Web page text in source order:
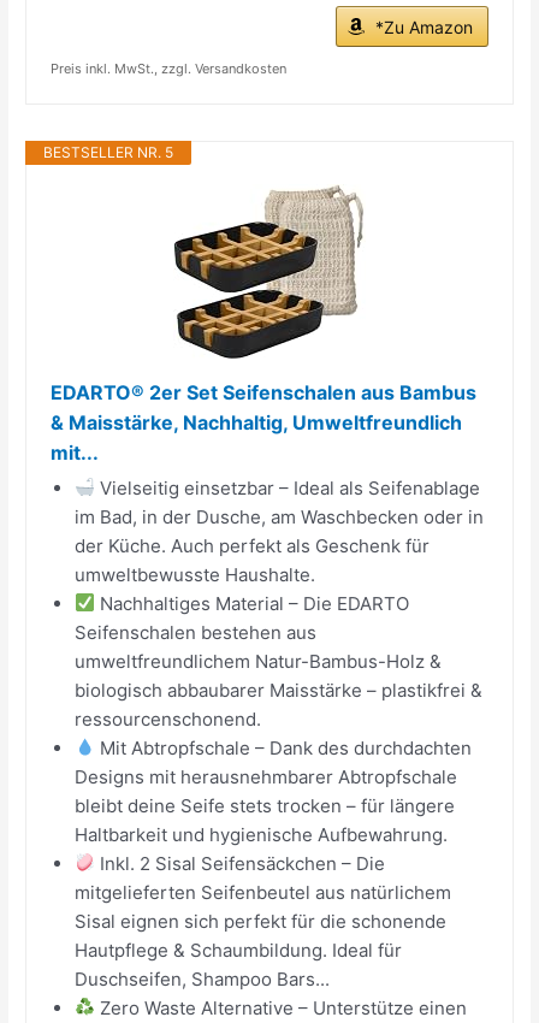
*Zu Amazon
Preis inkl. MwSt., zzgl. Versandkosten
BESTSELLER NR. 5
EDARTO® 2er Set Seifenschalen aus Bambus
& Maisstärke, Nachhaltig, Umweltfreundlich
mit...
Vielseitig einsetzbar – Ideal als Seifenablage
im Bad, in der Dusche, am Waschbecken oder in
der Küche. Auch perfekt als Geschenk für
umweltbewusste Haushalte.
Nachhaltiges Material – Die EDARTO
Seifenschalen bestehen aus
umweltfreundlichem Natur-Bambus-Holz &
biologisch abbaubarer Maisstärke – plastikfrei &
ressourcenschonend.
Mit Abtropfschale – Dank des durchdachten
Designs mit herausnehmbarer Abtropfschale
bleibt deine Seife stets trocken – für längere
Haltbarkeit und hygienische Aufbewahrung.
Inkl. 2 Sisal Seifensäckchen – Die
mitgelieferten Seifenbeutel aus natürlichem
Sisal eignen sich perfekt für die schonende
Hautpflege & Schaumbildung. Ideal für
Duschseifen, Shampoo Bars...
Zero Waste Alternative – Unterstütze einen